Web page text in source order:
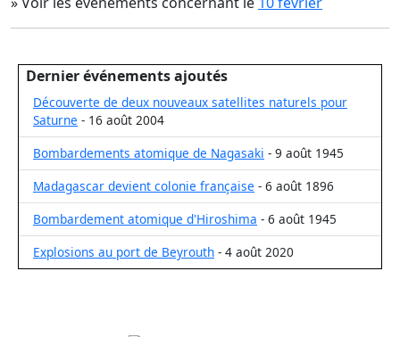
Dernier événements ajoutés
Découverte de deux nouveaux satellites naturels pour
Saturne - 16 août 2004
Bombardements atomique de Nagasaki - 9 août 1945
Madagascar devient colonie française - 6 août 1896
Bombardement atomique d'Hiroshima - 6 août 1945
Explosions au port de Beyrouth - 4 août 2020